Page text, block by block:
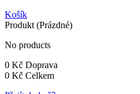
Košík
Produkt (Prázdné)
No products
0 Kč Doprava
0 Kč Celkem